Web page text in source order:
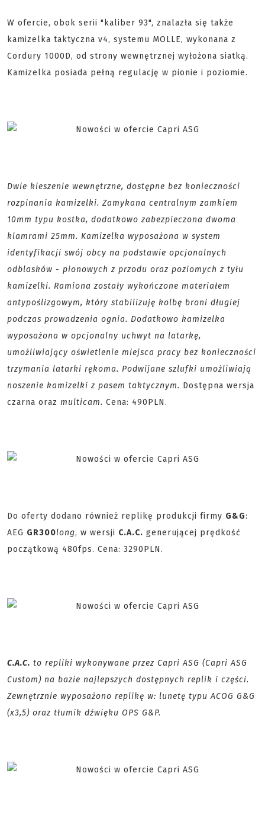
W ofercie, obok serii "kaliber 93", znalazła się także
kamizelka taktyczna v4, systemu MOLLE, wykonana z
Cordury 1000D, od strony wewnętrznej wyłożona siatką.
Kamizelka posiada pełną regulację w pionie i poziomie.
Dwie kieszenie wewnętrzne, dostępne bez konieczności
rozpinania kamizelki. Zamykana centralnym zamkiem
10mm typu kostka, dodatkowo zabezpieczona dwoma
klamrami 25mm. Kamizelka wyposażona w system
identyfikacji swój obcy na podstawie opcjonalnych
odblasków - pionowych z przodu oraz poziomych z tyłu
kamizelki. Ramiona zostały wykończone materiałem
antypoślizgowym, który stabilizuję kolbę broni długiej
podczas prowadzenia ognia. Dodatkowo kamizelka
wyposażona w opcjonalny uchwyt na latarkę,
umożliwiający oświetlenie miejsca pracy bez konieczności
trzymania latarki rękoma. Podwijane szlufki umożliwiają
noszenie kamizelki z pasem taktycznym. Dostępna wersja
czarna oraz multicam. Cena: 490PLN.
Do oferty dodano również replikę produkcji firmy G&G:
AEG GR300long, w wersji C.A.C. generującej prędkość
początkową 480fps. Cena: 3290PLN.
C.A.C. to repliki wykonywane przez Capri ASG (Capri ASG
Custom) na bazie najlepszych dostępnych replik i części.
Zewnętrznie wyposażono replikę w: lunetę typu ACOG G&G
(x3,5) oraz tłumik dźwięku OPS G&P.